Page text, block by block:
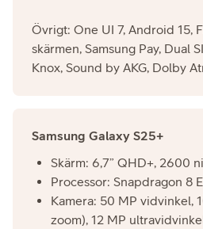
Övrigt: One UI 7, Android 15,
skärmen, Samsung Pay, Dual
Knox, Sound by AKG, Dolby
Samsung Galaxy S25+
Skärm: 6,7” QHD+, 2600
Processor: Snapdragon 8
Kamera: 50 MP vidvinkel,
zoom), 12 MP